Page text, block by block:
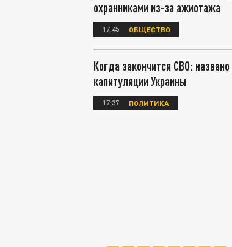
охранниками из-за ажиотажа
17:45 ОБЩЕСТВО
Когда закончится СВО:
капитуляции Украины
17:37 ПОЛИТИКА